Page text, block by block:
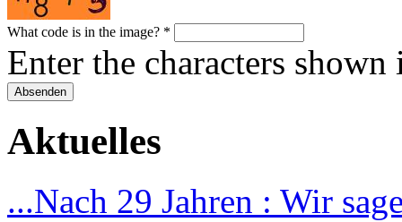
What code is in the image? *
Enter the characters shown
Aktuelles
...Nach 29 Jahren : Wir